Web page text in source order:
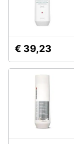
€ 39,23